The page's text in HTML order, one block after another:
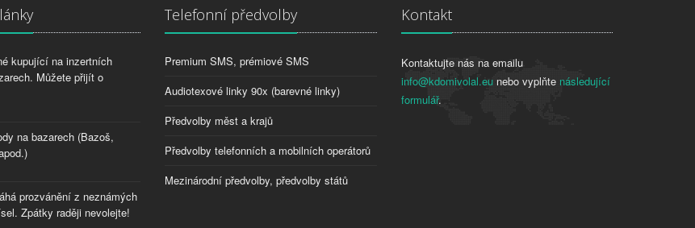
kupující na inzertních
Můžete přijít o
na bazarech (Bazoš,
prozvánění z neznámých
Zpátky raději nevolejte!
Telefonní předvolby
Premium SMS, prémiové SMS
Audiotexové linky 90x (barevné linky)
Předvolby měst a krajů
Předvolby telefonních a mobilních operátorů
Mezinárodní předvolby, předvolby států
Kontakt
Kontaktujte nás na emailu
info@kdomivolal.eunebo vyplňte následující
formulář.